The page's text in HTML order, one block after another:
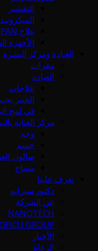
التقشير
علاج PAN
الأجهزة
العيادة ومركز البشرة
مقرات
العيادة
علاجات
الخبير
في لمح
مركز العناية
وجه
جسم
صالون
مساج
تعرف علينا
دكتور سيرانو
عن الشركة
NANOTECH
GROUP
الأخبار
الرعاة